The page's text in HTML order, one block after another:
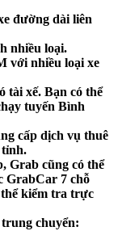
đường dài liên
nhiều loại.
với nhiều loại xe
tài xế. Bạn có thể
tuyến Bình
cấp dịch vụ thuê
tỉnh.
Grab cũng có thể
GrabCar 7 chỗ
kiểm tra trực
chuyển: